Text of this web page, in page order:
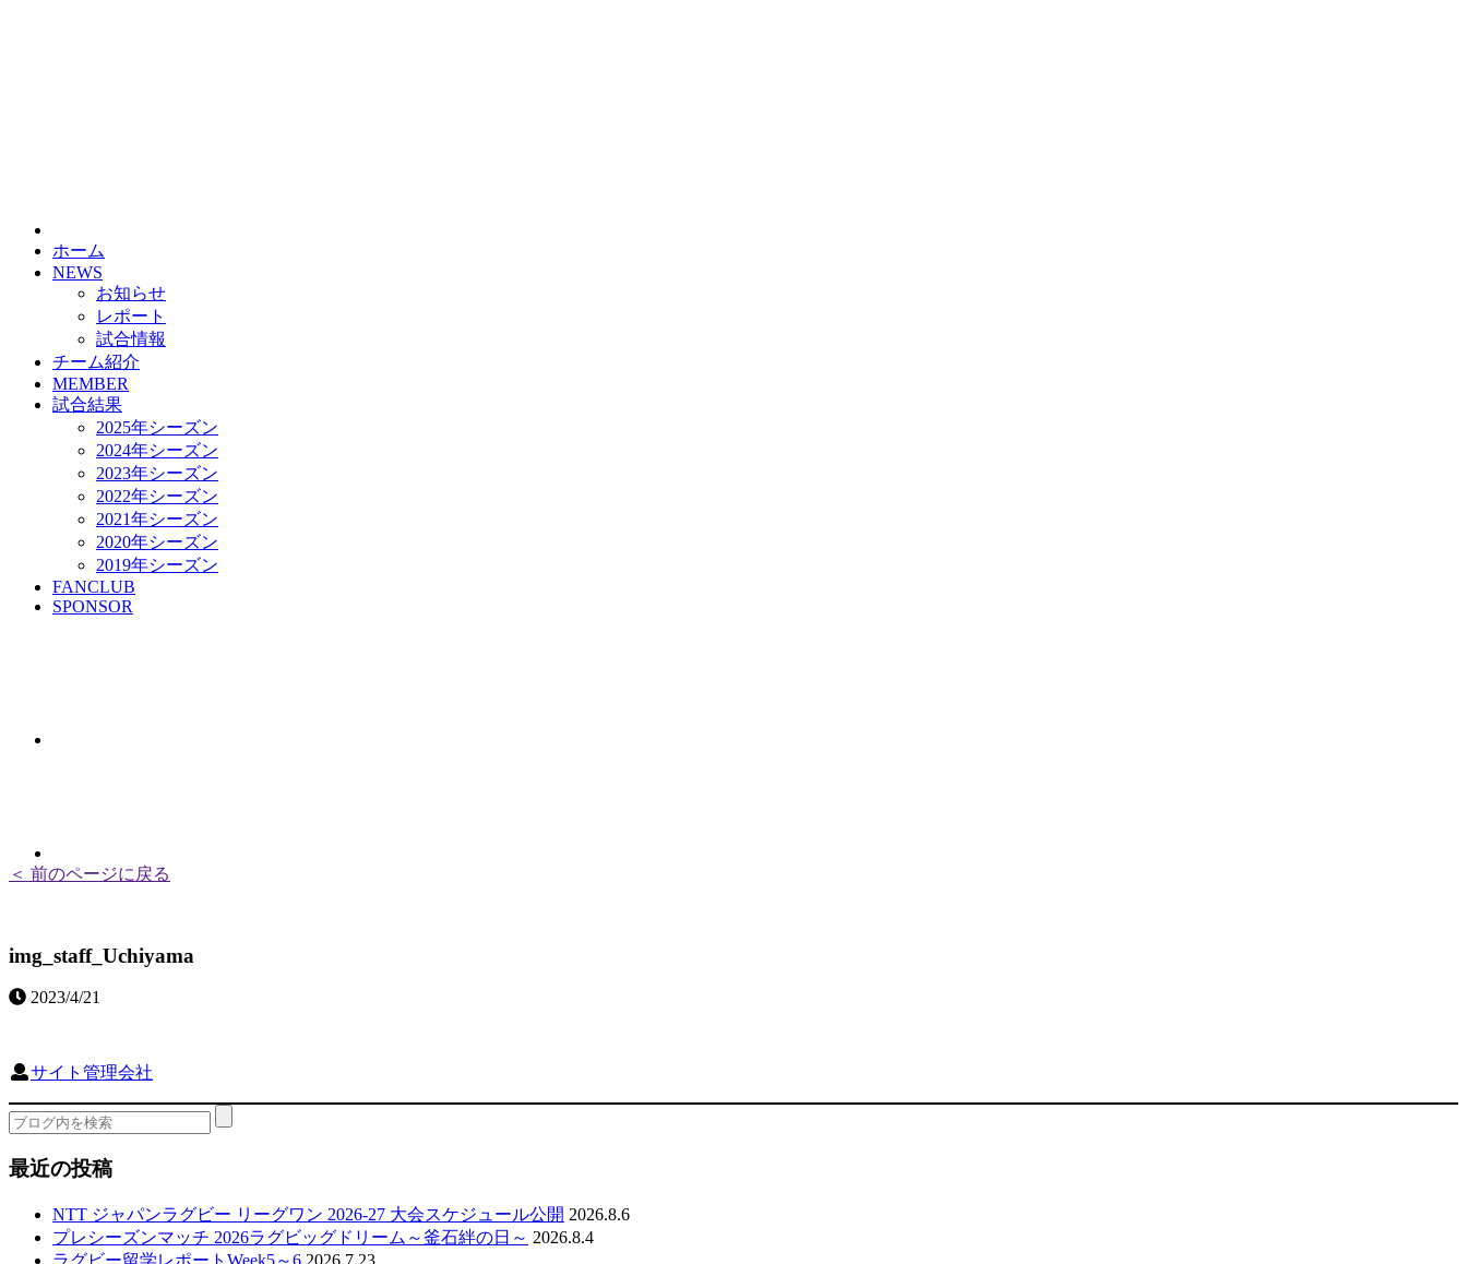
ホーム
NEWS
お知らせ
レポート
試合情報
チーム紹介
MEMBER
試合結果
2025年シーズン
2024年シーズン
2023年シーズン
2022年シーズン
2021年シーズン
2020年シーズン
2019年シーズン
FANCLUB
SPONSOR
＜ 前のページに戻る
img_staff_Uchiyama
2023/4/21
サイト管理会社
最近の投稿
NTT ジャパンラグビー リーグワン 2026-27 大会スケジュール公開 2026.8.6
プレシーズンマッチ 2026ラグビッグドリーム～釜石絆の日～ 2026.8.4
ラグビー留学レポートWeek5～6 2026.7.23